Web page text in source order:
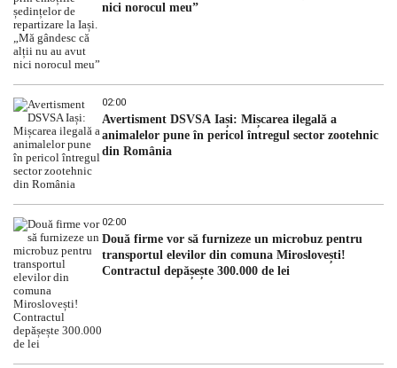
nici norocul meu”
02:00
Avertisment DSVSA Iași: Mișcarea ilegală a
animalelor pune în pericol întregul sector zootehnic
din România
02:00
Două firme vor să furnizeze un microbuz pentru
transportul elevilor din comuna Miroslovești!
Contractul depășește 300.000 de lei